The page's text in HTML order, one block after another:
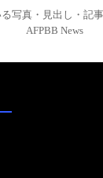
る写真・見出し・記
AFPBB News